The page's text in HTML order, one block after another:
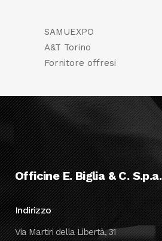
SAMUEXPO
A&T Torino
Fornitore offresi
Officine E. Biglia & C. S.p.a.
Indirizzo
Via Martiri della Libertà, 31